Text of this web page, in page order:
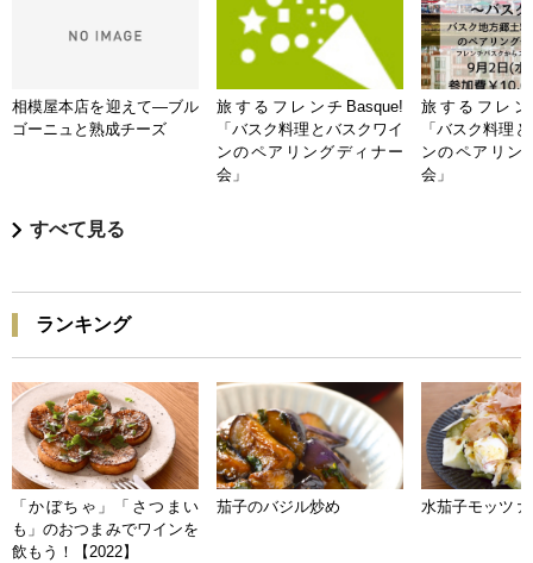
相模屋本店を迎えて―ブル
ゴーニュと熟成チーズ
旅するフレンチBasque!
「バスク料理とバスクワイ
ンのペアリングディナー
会」
旅するフレン
「バスク料理
ンのペアリン
会」
すべて見る
ランキング
「かぼちゃ」「さつまい
も」のおつまみでワインを
飲もう！【2022】
茄子のバジル炒め 水茄子モッツァ